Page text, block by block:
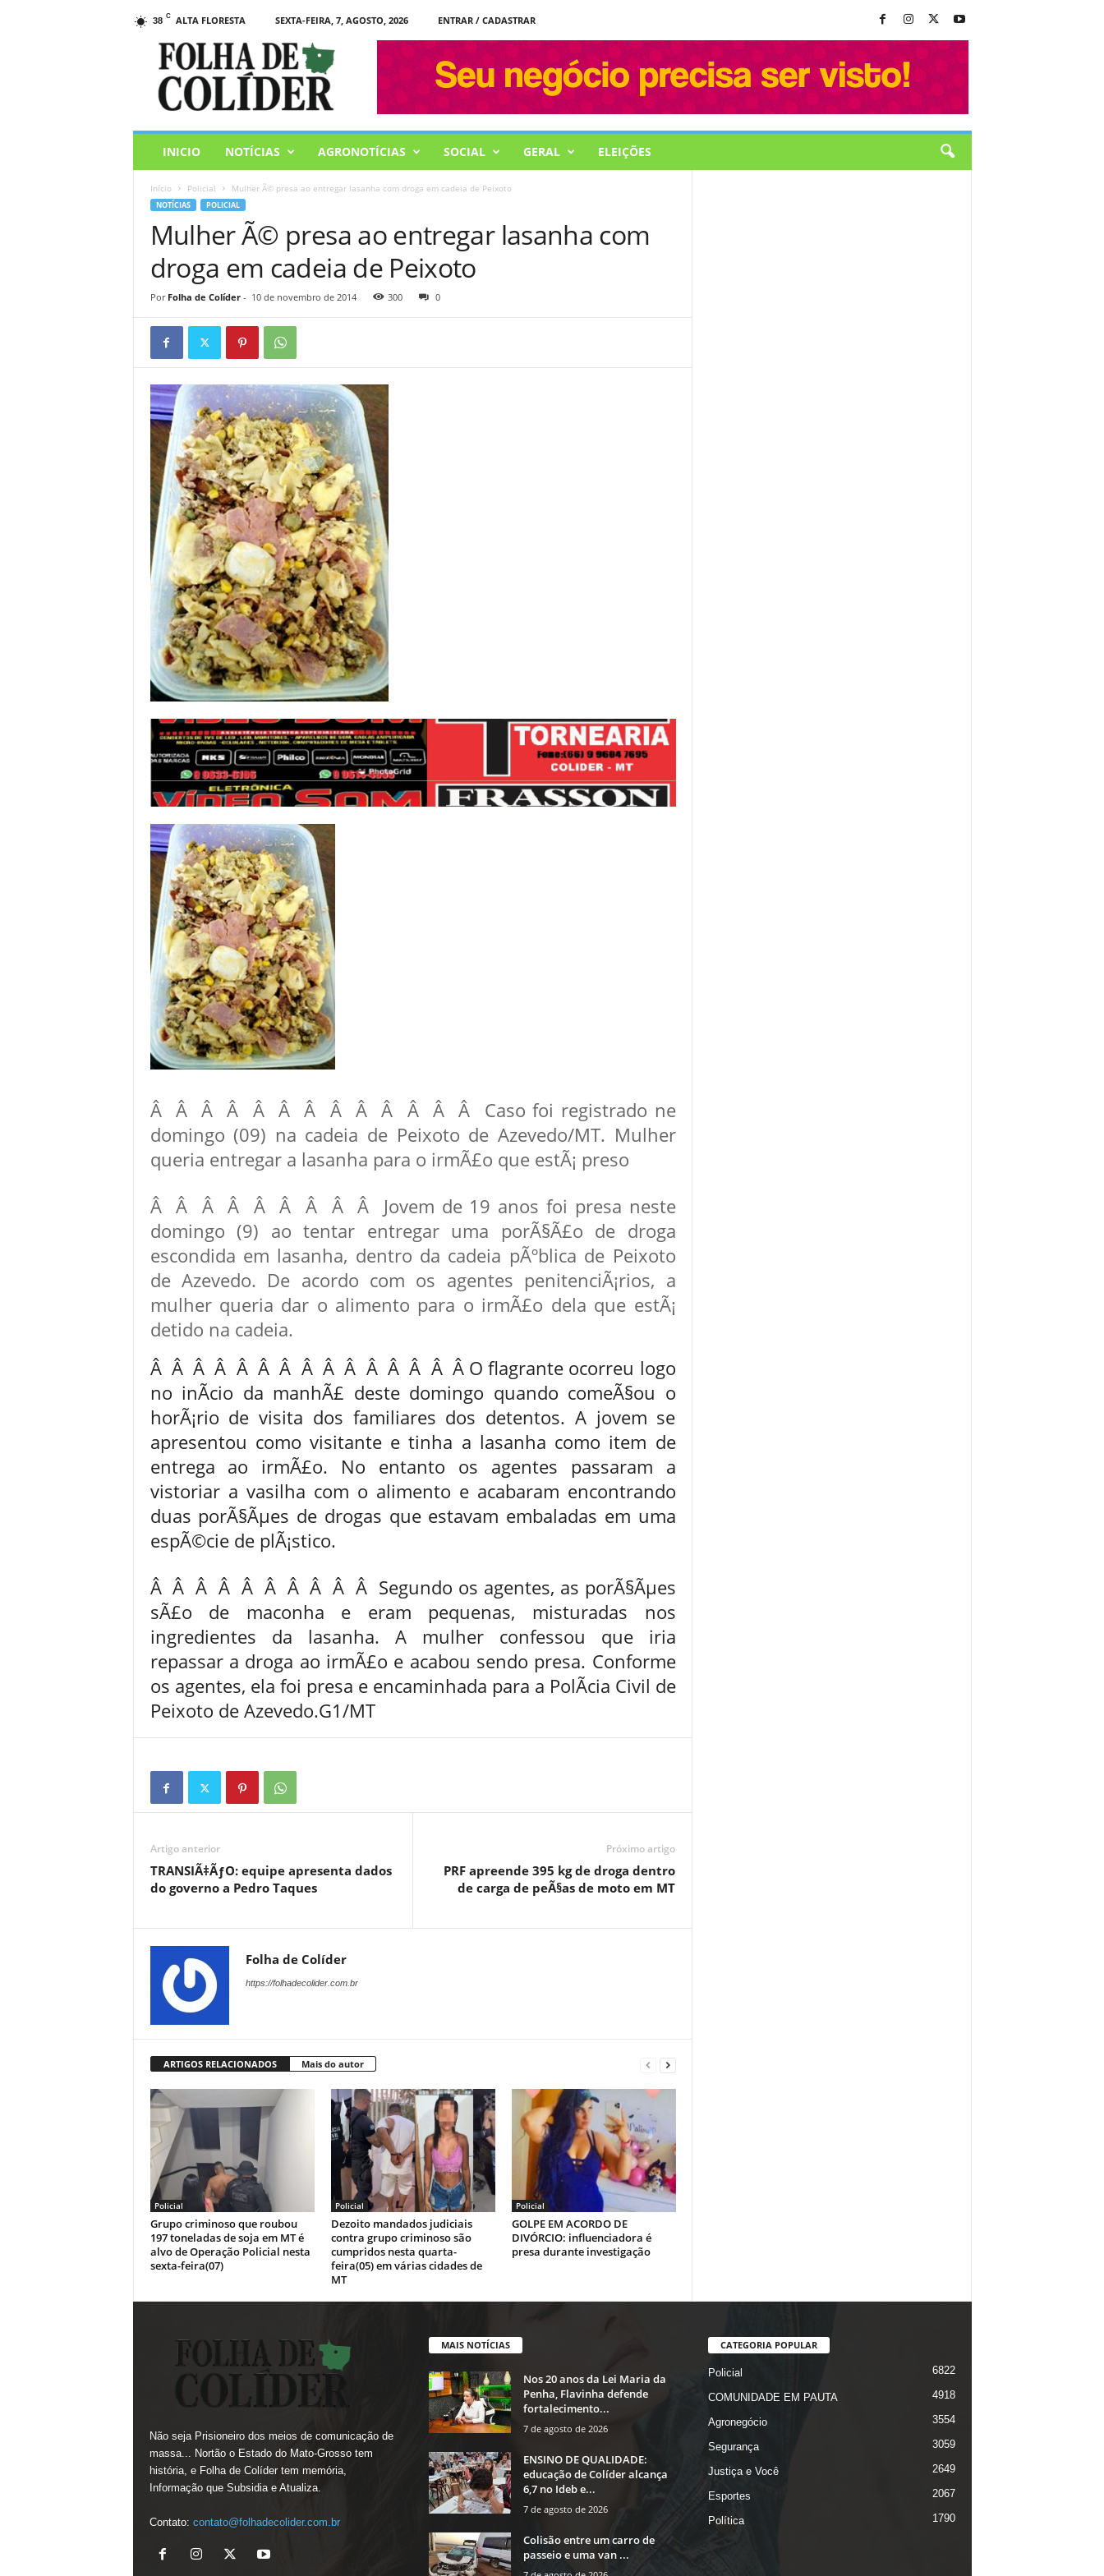
38 C ALTA FLORESTA SEXTA-FEIRA, 7, AGOSTO, 2026
ENTRAR / CADASTRAR
INICIO NOTÍCIAS AGRONOTÍCIAS SOCIAL GERAL ELEIÇÕES
Início Policial Mulher Ã© presa ao entregar lasanha com droga em cadeia de Peixoto
NOTÍCIAS POLICIAL
Mulher Ã© presa ao entregar lasanha com
droga em cadeia de Peixoto
Por Folha de Colíder- 10 de novembro de 2014 300 0
Â Â Â Â Â Â Â Â Â Â Â Â Â Caso foi registrado ne
domingo (09) na cadeia de Peixoto de Azevedo/MT. Mulher
queria entregar a lasanha para o irmÃ£o que estÃ¡ preso
Â Â Â Â Â Â Â Â Â Jovem de 19 anos foi presa neste
domingo (9) ao tentar entregar uma porÃ§Ã£o de droga
escondida em lasanha, dentro da cadeia pÃºblica de Peixoto
de Azevedo. De acordo com os agentes penitenciÃ¡rios, a
mulher queria dar o alimento para o irmÃ£o dela que estÃ¡
detido na cadeia.
Â Â Â Â Â Â Â Â Â Â Â Â Â Â Â O flagrante ocorreu logo
no inÃ­cio da manhÃ£ deste domingo quando comeÃ§ou o
horÃ¡rio de visita dos familiares dos detentos. A jovem se
apresentou como visitante e tinha a lasanha como item de
entrega ao irmÃ£o. No entanto os agentes passaram a
vistoriar a vasilha com o alimento e acabaram encontrando
duas porÃ§Ãµes de drogas que estavam embaladas em uma
espÃ©cie de plÃ¡stico.
Â Â Â Â Â Â Â Â Â Â Segundo os agentes, as porÃ§Ãµes
sÃ£o de maconha e eram pequenas, misturadas nos
ingredientes da lasanha. A mulher confessou que iria
repassar a droga ao irmÃ£o e acabou sendo presa. Conforme
os agentes, ela foi presa e encaminhada para a PolÃ­cia Civil de
Peixoto de Azevedo.G1/MT
Artigo anterior
TRANSIÃ‡ÃƒO: equipe apresenta dados
do governo a Pedro Taques
Próximo artigo
PRF apreende 395 kg de droga dentro
de carga de peÃ§as de moto em MT
Folha de Colíder
https://folhadecolider.com.br
ARTIGOS RELACIONADOS Mais do autor
Policial
Grupo criminoso que roubou
197 toneladas de soja em MT é
alvo de Operação Policial nesta
sexta-feira(07)
Policial
Dezoito mandados judiciais
contra grupo criminoso são
cumpridos nesta quarta-
feira(05) em várias cidades de
MT
Policial
GOLPE EM ACORDO DE
DIVÓRCIO: influenciadora é
presa durante investigação
Não seja Prisioneiro dos meios de comunicação de
massa... Nortão o Estado do Mato-Grosso tem
história, e Folha de Colíder tem memória,
Informação que Subsidia e Atualiza.
Contato: contato@folhadecolider.com.br
MAIS NOTÍCIAS
Nos 20 anos da Lei Maria da
Penha, Flavinha defende
fortalecimento...
7 de agosto de 2026
ENSINO DE QUALIDADE:
educação de Colíder alcança
6,7 no Ideb e...
7 de agosto de 2026
Colisão entre um carro de
passeio e uma van ...
CATEGORIA POPULAR
Policial 6822
COMUNIDADE EM PAUTA 4918
Agronegócio 3554
Segurança 3059
Justiça e Você 2649
Esportes 2067
Política 1790